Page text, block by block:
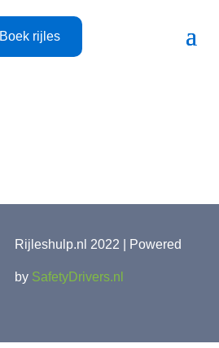
Boek rijles
Rijleshulp.nl 2022 | Powered
by SafetyDrivers.nl